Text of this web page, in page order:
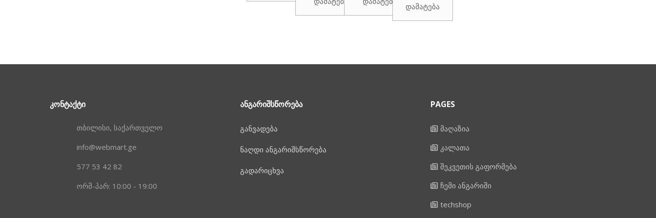
₾969.00.
₾979.00.
₾599.00.
დამატება
ᲙᲝᲜᲢᲐᲥᲢᲘ
თბილისი, საქართველო
info@webmart.ge
577 53 42 82
ორშ-პარ: 10:00 - 19:00
ᲐᲜᲒᲐᲠᲘᲨᲡᲬᲝᲠᲔᲑᲐ
განვადება
ნაღდი ანგარიშსწორება
გადარიცხვა
PAGES
მაღაზია
კალათა
შეკვეთის გაფორმება
ჩემი ანგარიში
techshop